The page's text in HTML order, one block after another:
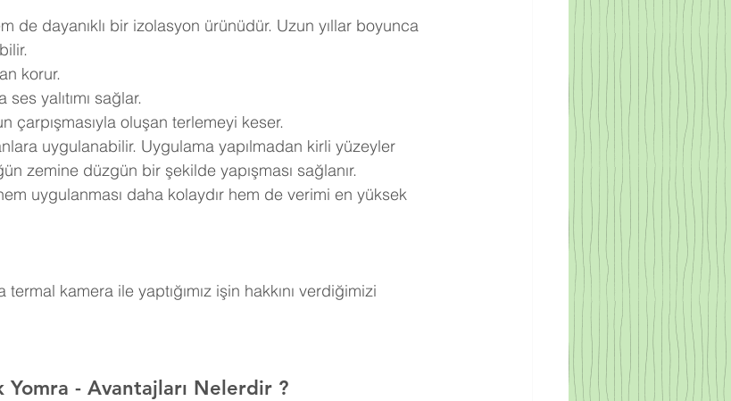
de dayanıklı bir izolasyon ürünüdür. Uzun yıllar boyunca
korur.
yalıtımı sağlar.
çarpışmasıyla oluşan terlemeyi keser.
uygulanabilir. Uygulama yapılmadan kirli yüzeyler
zemine düzgün bir şekilde yapışması sağlanır.
uygulanması daha kolaydır hem de verimi en yüksek
kamera ile yaptığımız işin hakkını verdiğimizi
Yomra - Avantajları Nelerdir ?